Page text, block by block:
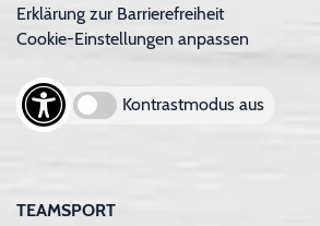
Erklärung zur Barrierefreiheit
Cookie-Einstellungen anpassen
Kontrastmodus aus
TEAMSPORT